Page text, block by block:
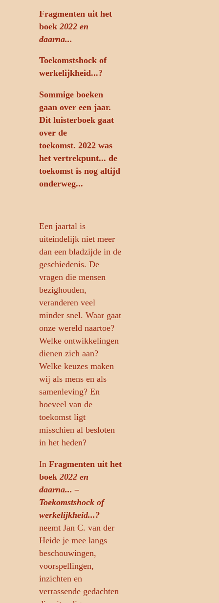
Fragmenten uit het
boek 2022 en
daarna...
Toekomstshock of
werkelijkheid...?
Sommige boeken
gaan over een jaar.
Dit luisterboek gaat
over de
toekomst. 2022 was
het vertrekpunt... de
toekomst is nog altijd
onderweg...
Een jaartal is
uiteindelijk niet meer
dan een bladzijde in de
geschiedenis. De
vragen die mensen
bezighouden,
veranderen veel
minder snel. Waar gaat
onze wereld naartoe?
Welke ontwikkelingen
dienen zich aan?
Welke keuzes maken
wij als mens en als
samenleving? En
hoeveel van de
toekomst ligt
misschien al besloten
in het heden?
In Fragmenten uit het
boek 2022 en
daarna... –
Toekomstshock of
werkelijkheid...?
neemt Jan C. van der
Heide je mee langs
beschouwingen,
voorspellingen,
inzichten en
verrassende gedachten